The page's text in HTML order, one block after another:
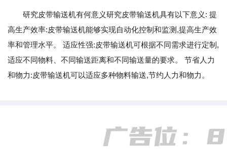
研究皮带输送机有何意义研究皮带输送机具有以下意义: 提
高生产效率:皮带输送机能够实现自动化控制和监测,提高生产效
率和管理水平。 适应性强:皮带输送机可根据不同需求进行定制,
适应不同物料、不同输送距离和不同输送量的要求。 节省人力
和物力:皮带输送机可以适应多种物料输送,节约人力和物力。